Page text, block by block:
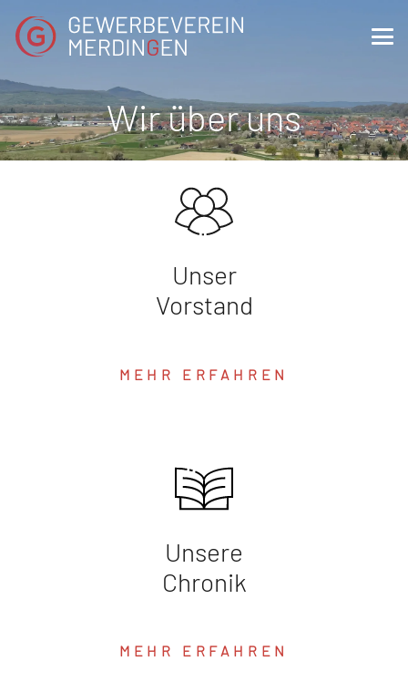
Wir über uns
Unser
Vorstand
MEHR ERFAHREN
Unsere
Chronik
MEHR ERFAHREN